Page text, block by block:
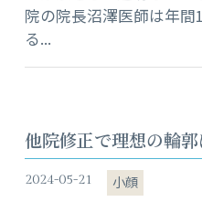
院の院長沼澤医師は年
る...
他院修正で理想の輪
2024-05-21 小顔